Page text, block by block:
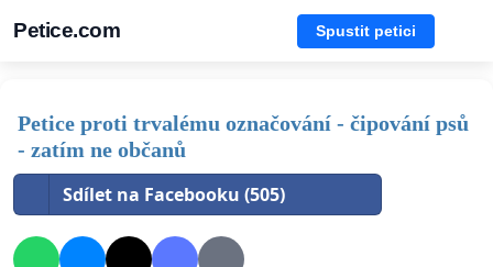
Petice.com Spustit petici
Petice proti trvalému označování - čipování psů
- zatím ne občanů
Sdílet na Facebooku (505)